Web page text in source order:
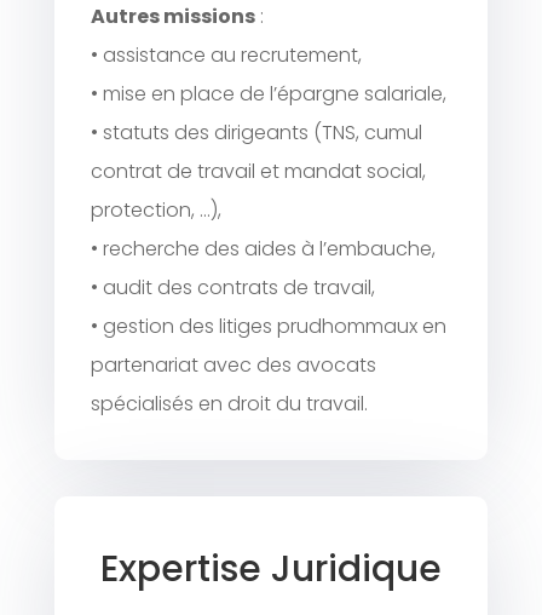
Autres missions:
• assistance au recrutement,
• mise en place de l’épargne salariale,
• statuts des dirigeants (TNS, cumul
contrat de travail et mandat social,
protection, …),
• recherche des aides à l’embauche,
• audit des contrats de travail,
• gestion des litiges prudhommaux en
partenariat avec des avocats
spécialisés en droit du travail.
Expertise Juridique